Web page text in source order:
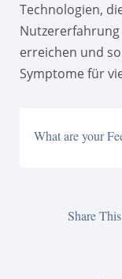
Technologien,
erreichen und
Symptome für
What are your
Share